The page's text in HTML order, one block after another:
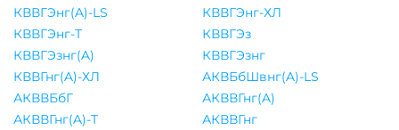
КВВГЭнг(A)-LS
КВВГЭнг-ХЛ
КВВГЭнг-Т
КВВГЭз
КВВГЭзнг(A)
КВВГЭзнг
КВВГнг(A)-ХЛ
АКВБбШвнг(A)-LS
АКВВБбГ
АКВВГнг(A)
АКВВГнг(A)-Т
АКВВГнг